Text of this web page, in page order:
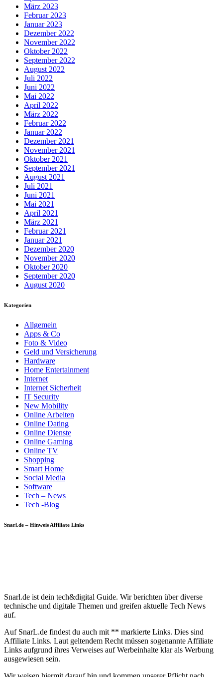
März 2023
Februar 2023
Januar 2023
Dezember 2022
November 2022
Oktober 2022
September 2022
August 2022
Juli 2022
Juni 2022
Mai 2022
April 2022
März 2022
Februar 2022
Januar 2022
Dezember 2021
November 2021
Oktober 2021
September 2021
August 2021
Juli 2021
Juni 2021
Mai 2021
April 2021
März 2021
Februar 2021
Januar 2021
Dezember 2020
November 2020
Oktober 2020
September 2020
August 2020
Kategorien
Allgemein
Apps & Co
Foto & Video
Geld und Versicherung
Hardware
Home Entertainment
Internet
Internet Sicherheit
IT Security
New Mobility
Online Arbeiten
Online Dating
Online Dienste
Online Gaming
Online TV
Shopping
Smart Home
Social Media
Software
Tech – News
Tech -Blog
Snarl.de – Hinweis Affiliate Links
Snarl.de ist dein tech&digital Guide. Wir berichten über diverse
technische und digitale Themen und greifen aktuelle Tech News
auf.
Auf SnarL.de findest du auch mit ** markierte Links. Dies sind
Affiliate Links. Laut geltendem Recht müssen sogenannte Affiliate
Links aufgrund ihres Verweises auf Werbeinhalte klar als Werbung
ausgewiesen sein.